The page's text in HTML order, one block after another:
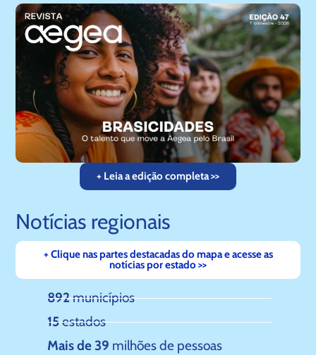
+ Leia a edição completa >>
Notícias regionais
+ Clique nas partes destacadas do mapa e acesse as
notícias por estado >>
892municípios
15estados
Mais de 39 milhões de pessoas